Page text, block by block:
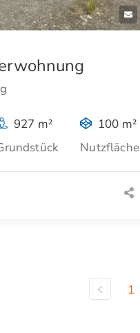
927 m²
100 m²
Nutzfläche
1